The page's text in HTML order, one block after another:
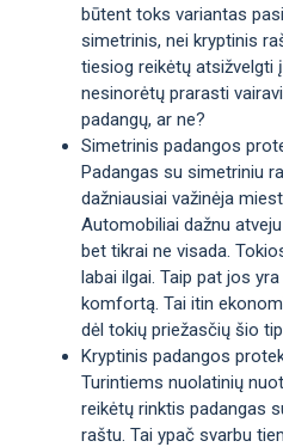
būtent toks variantas
simetrinis, nei kryptinis
tiesiog reikėtų atsižvelgti
nesinorėtų prarasti
padangų, ar ne?
Simetrinis padangos
Padangas su simetriniu
dažniausiai važinėja
Automobiliai dažnu
bet tikrai ne visada.
labai ilgai. Taip pat jos
komfortą. Tai itin
dėl tokių priežasčių šio
Kryptinis padangos
Turintiems nuolatinių
reikėtų rinktis padangas
raštu. Tai ypač svarbu